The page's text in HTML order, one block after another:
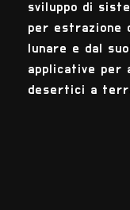
sviluppo di
per estrazione
lunare e dal
applicative per
desertici a